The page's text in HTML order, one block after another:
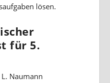
lösen.
für 5.
Naumann